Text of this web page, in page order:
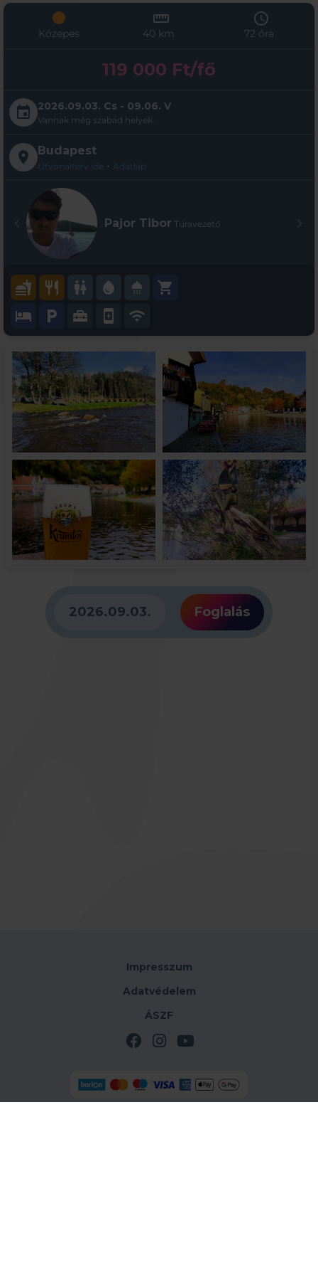
Közepes
straighten
40 km
schedule
72 óra
119 000 Ft/fő
event 2026.09.03. Cs - 09.06. V
Vannak még szabad helyek.
place Budapest
Útvonalterv ide • Adatlap
Pajor Tibor Túravezető
fastfood restaurant wc water_drop shower
shopping_cart
hotel
local_parking home_repair_service charging_station wifi
2026.09.03. Foglalás
Impresszum
Adatvédelem
ÁSZF